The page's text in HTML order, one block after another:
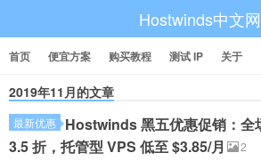
Hostwinds中文网
首页 便宜方案 购买教程 测试 IP 关于
2019年11月的文章
最新优惠
Hostwinds 黑五优惠促销：全
3.5 折，托管型 VPS 低至 $3.85/月
2